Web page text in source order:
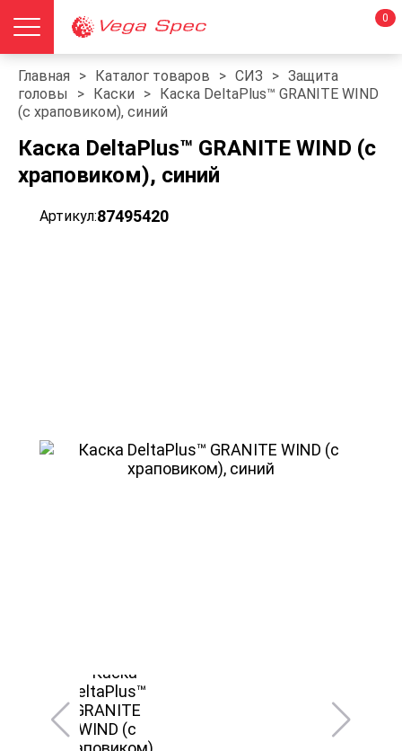
0
Главная > Каталог товаров > СИЗ > Защита
головы
> Каски > Каска DeltaPlus™ GRANITE WIND
(с храповиком), синий
Каска DeltaPlus™ GRANITE WIND (с
храповиком), синий
Артикул:87495420